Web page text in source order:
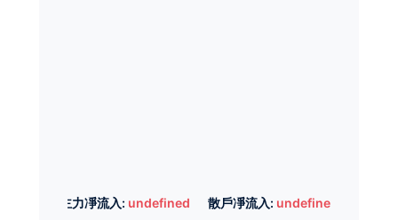
主力凈流入: undefined 散戶凈流入: undefined